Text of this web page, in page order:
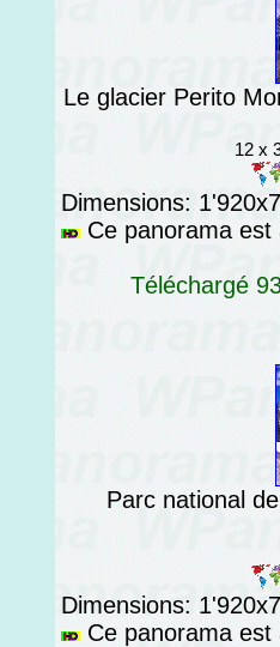
Le glacier Perito
12 x
Dimensions:
Ce panorama est
Téléchargé
Parc national
Dimensions:
Ce panorama est